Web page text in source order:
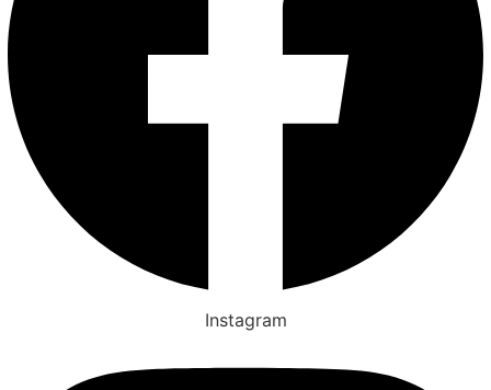
Instagram